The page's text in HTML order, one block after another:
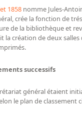
1858 nomme Jules-
crée la fonction de
de la bibliothèque et
la création de deux
successifs
général étaient
le plan de classement